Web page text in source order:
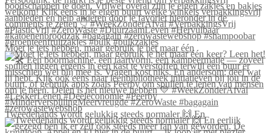
Moet je iets hebben, maar gebruik je het maar één
Tweedehands wordt gelukkig steeds normaler 🙌 En